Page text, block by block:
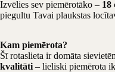
Izvēlies sev piemērotāko – 18
piegultu Tavai plaukstas
Kam piemērota?
Šī rotaslieta ir domāta
kvalitāti – lieliski piemērota